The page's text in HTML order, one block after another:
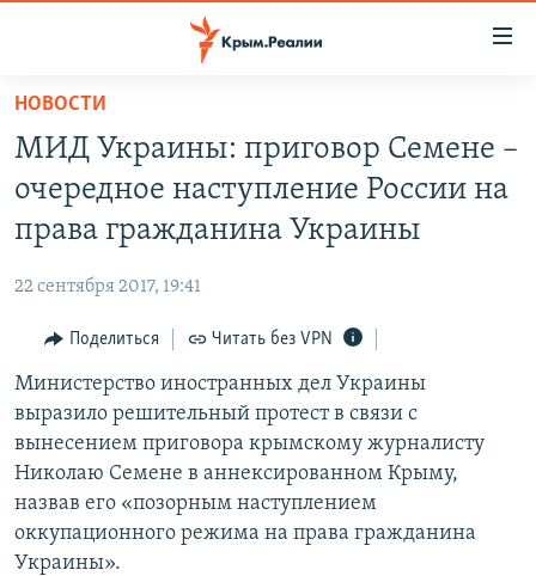
Вернуться
основному
содержанию
Вернутся
главной
навигации
Вернутся
поиску
СПЕЦПРОЕКТЫ
11 ЛЕТ ОККУПАЦИИ КРЫМА. 11 ИСТОРИЙ СОПРОТИВЛЕНИЯ
ВОДА
ЕЩЕ
ИНТЕРАКТИВ
ИНФОГРАФИКА
ТЕЛЕПРОЕКТ КРЫМ.РЕАЛИИ
СОВЕТЫ ПРАВОЗАЩИТНИКОВ
ПРОПАВШИЕ БЕЗ ВЕСТИ
ПОБЕДИТЕЛЕЙ НЕ СУДЯТ?
РАДІО СВОБОДА
КАК ОБОЙТИ БЛОКИРОВКУ
Українською
ПРИСОЕДИНЯЙТЕСЬ!
НОВОСТИ
МИД Украины: приговор Семене –
очередное наступление России на
права гражданина Украины
22 сентября 2017, 19:41
Поделиться Читать без VPN
Министерство иностранных дел Украины
выразило решительный протест в связи с
вынесением приговора крымскому журналисту
Николаю Семене в аннексированном Крыму,
назвав его «позорным наступлением
оккупационного режима на права гражданина
Украины».